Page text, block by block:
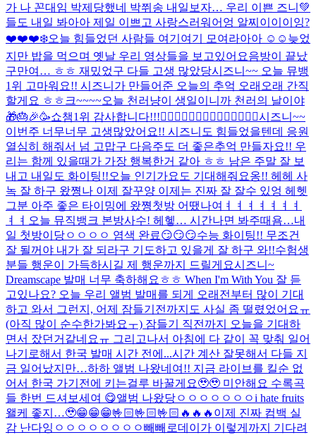
가 나 꼰대임 박제당했네 박쮜송 내일보자… 우리 이쁜 즈니💚
들도 내일 봐아아 제일 이쁘고 사랑스러워어엉 알찌이이이잉?
❤️❤️❤️❄️오늘 힘들었던 사람들 여기여기 모여라아아 ☺️☺️ 늦었
지만 밥을 먹으며 옛날 우리 영상들을 보고있어요음방이 끝났
구만여… ㅎㅎ 재밌었구 다들 고생 많았당시즈니~~ 오늘 뮤뱅
1위 고마워요!! 시즈니가 만들어준 오늘의 추억 오래오래 간직
할게요 ㅎㅎ 크~~~~오늘 천러냥이 생일이니까 천러의 날이야
🎁🎂🎉🥳쇼챔1위 감사합니다!!!🙂‍↕️🙂‍↕️🙂‍↕️🙂‍↕️🙂‍↕️🙂‍↕️🙂‍↕️시즈니~~
이번주 너무너무 고생많았어요!! 시즈니도 힘들었을텐데 응원
열심히 해줘서 넘 고맙구 다음주도 더 좋은추억 만들자요!! 우
리는 함께 있을때가 가장 행복한거 같아 ㅎㅎ 남은 주말 잘 보
내고 내일도 화이팅!!오늘 인기가요도 기대해줘요옹!! 헤헤 사
녹 잘 하구 왔쪙나 이제 잘꾸양 이제는 진짜 잘 잘수 있엉 헤헷
그분 아주 좋은 타이밍에 왔쪙첫방 어땠나여ㅕㅕㅕㅕㅕㅕㅕ
ㅕㅕ 오늘 뮤직뱅크 본방사수! 헤헿… 시간나면 봐주때욤…내
일 첫방이당ㅇㅇㅇㅇ 염색 완료😏😏😏수능 화이팅!! 무조건
잘 될꺼야 내가 잘 되라구 기도하고 있을게 잘 하구 와!!수험생
분들 행운이 가득하시길 제 행운까지 드릴게요시즈니~
Dreamscape 발매 너무 축하해요ㅎㅎ When I'm With You 잘 듣
고있나요? 오늘 우리 앨범 발매를 되게 오래전부터 많이 기대
하고 와서 그런지, 어제 잠들기전까지도 사실 좀 떨렸었어요ㅠ
(아직 많이 순수한가봐요ㅜ) 잠들기 직전까지 오늘을 기대하
면서 잤던거같네요ㅠ 그리고나서 아침에 다 같이 꼭 맞춰 일어
나기로해서 한국 발매 시간 전에...시간 계산 잘못해서 다들 지
금 일어났지만…하하 앨범 나왔네여!! 지금 라이브를 킬순 없
어서 한국 가기전에 키는걸루 바꿀게요🥹🥹 미안해요 수록곡
들 한번 드셔보세여 😋앨범 나왔당ㅇㅇㅇㅇㅇㅇㅇi hate fruits
왤케 좋지…🥹😁😁😁🤟🏻🤟🏻🤟🏻🔥🔥🔥 이제 진짜 컴백 실
감 난다잉ㅇㅇㅇㅇㅇㅇㅇㅇ빼빼로데이가 이렇게까지 기다려